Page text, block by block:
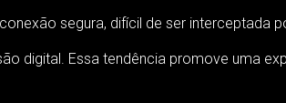
segura, difícil de ser interceptada
digital. Essa tendência promove uma